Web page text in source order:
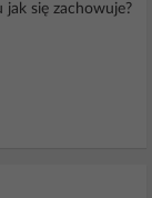
jak się zachowuje?